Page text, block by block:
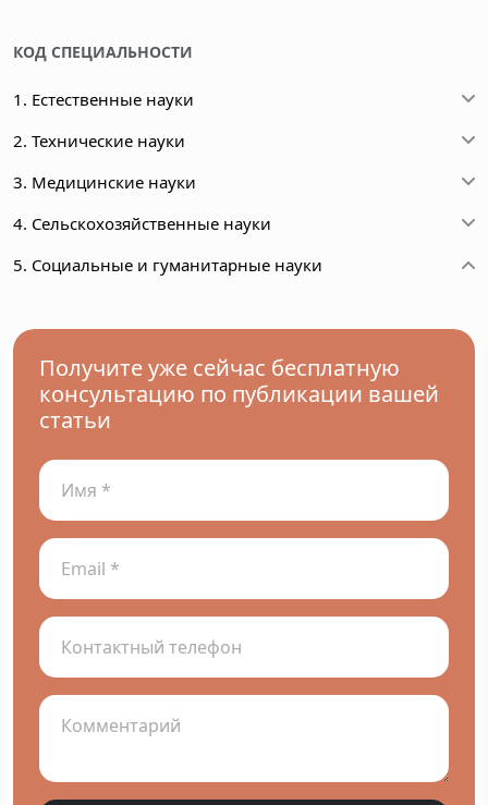
КОД СПЕЦИАЛЬНОСТИ
1. Естественные науки
2. Технические науки
3. Медицинские науки
4. Сельскохозяйственные науки
5. Социальные и гуманитарные науки
Получите уже сейчас бесплатную
консультацию по публикации вашей
статьи